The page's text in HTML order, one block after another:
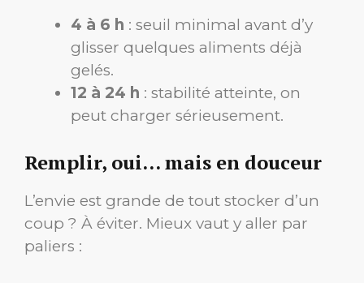
4 à 6 h : seuil minimal avant d’y
glisser quelques aliments déjà
gelés.
12 à 24 h : stabilité atteinte, on
peut charger sérieusement.
Remplir, oui… mais en douceur
L’envie est grande de tout stocker d’un
coup ? À éviter. Mieux vaut y aller par
paliers :